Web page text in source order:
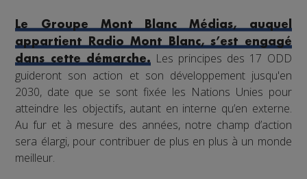
Le Groupe Mont Blanc Médias, auquel
appartient Radio Mont Blanc, s’est engagé
dans cette démarche.Les principes des 17 ODD
guideront son action et son développement jusqu'en
2030, date que se sont fixée les Nations Unies pour
atteindre les objectifs, autant en interne qu’en externe.
Au fur et à mesure des années, notre champ d’action
sera élargi, pour contribuer de plus en plus à un monde
meilleur.